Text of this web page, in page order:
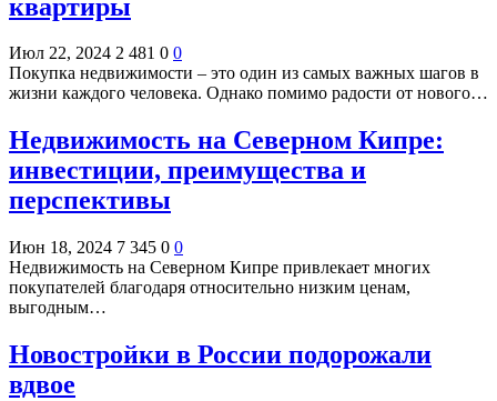
квартиры
Июл 22, 2024 2 481 0 0
Покупка недвижимости – это один из самых важных шагов в
жизни каждого человека. Однако помимо радости от нового…
Недвижимость на Северном Кипре:
инвестиции, преимущества и
перспективы
Июн 18, 2024 7 345 0 0
Недвижимость на Северном Кипре привлекает многих
покупателей благодаря относительно низким ценам,
выгодным…
Новостройки в России подорожали
вдвое